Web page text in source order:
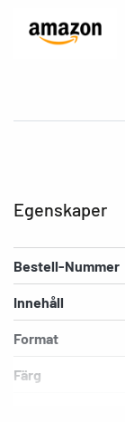
Egenskaper
Bestell-Nummer
Innehåll
Format
Färg